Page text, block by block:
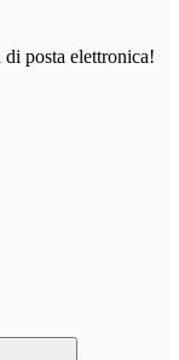
posta elettronica!